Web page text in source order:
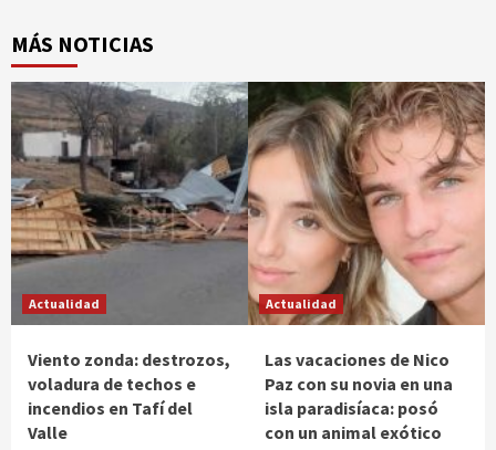
MÁS NOTICIAS
Actualidad
Viento zonda: destrozos,
voladura de techos e
incendios en Tafí del
Valle
Actualidad
Las vacaciones de Nico
Paz con su novia en una
isla paradisíaca: posó
con un animal exótico